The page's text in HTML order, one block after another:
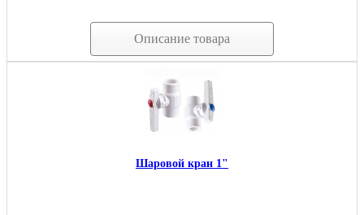
Описание товара
Шаровой кран 1"